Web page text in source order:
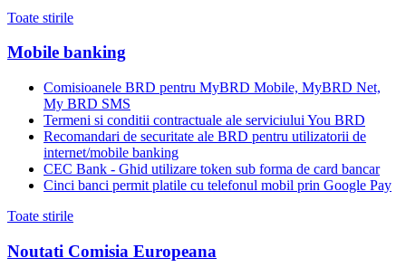
Toate stirile
Mobile banking
Comisioanele BRD pentru MyBRD Mobile, MyBRD Net,
My BRD SMS
Termeni si conditii contractuale ale serviciului You BRD
Recomandari de securitate ale BRD pentru utilizatorii de
internet/mobile banking
CEC Bank - Ghid utilizare token sub forma de card bancar
Cinci banci permit platile cu telefonul mobil prin Google Pay
Toate stirile
Noutati Comisia Europeana